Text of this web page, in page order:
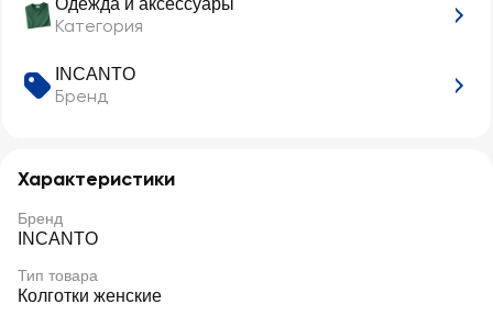
Одежда и аксессуары
Категория
INCANTO
Бренд
Характеристики
Бренд
INCANTO
Тип товара
Колготки женские